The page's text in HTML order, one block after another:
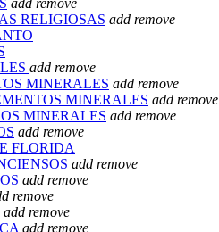
add remove
RELIGIOSAS add remove
add remove
MINERALES add remove
MINERALES add remove
MINERALES add remove
add remove
FLORIDA
add remove
add remove
remove
add remove
add remove